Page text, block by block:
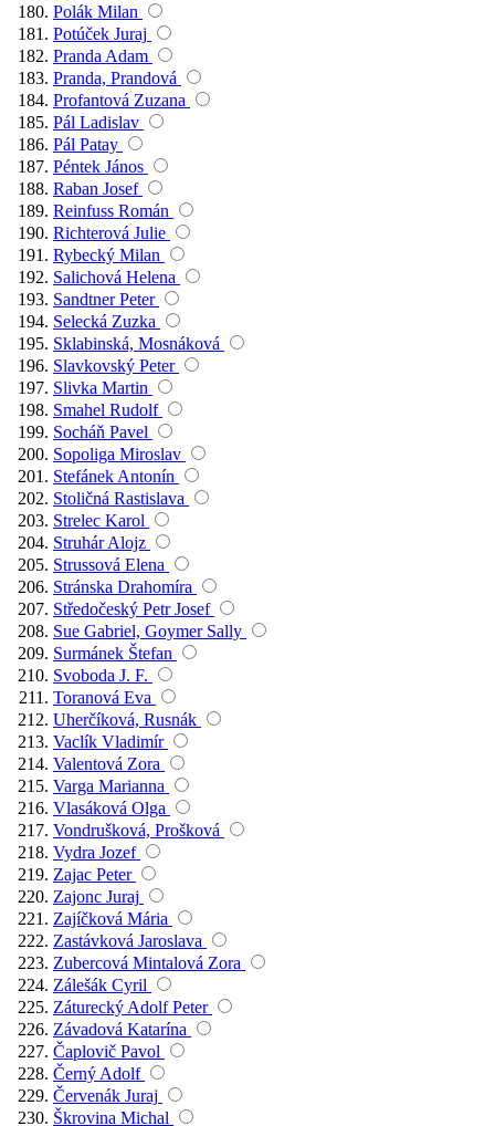
Polák Milan
Potúček Juraj
Pranda Adam
Pranda, Prandová
Profantová Zuzana
Pál Ladislav
Pál Patay
Péntek János
Raban Josef
Reinfuss Román
Richterová Julie
Rybecký Milan
Salichová Helena
Sandtner Peter
Selecká Zuzka
Sklabinská, Mosnáková
Slavkovský Peter
Slivka Martin
Smahel Rudolf
Socháň Pavel
Sopoliga Miroslav
Stefánek Antonín
Stoličná Rastislava
Strelec Karol
Struhár Alojz
Strussová Elena
Stránska Drahomíra
Středočeský Petr Josef
Sue Gabriel, Goymer Sally
Surmánek Štefan
Svoboda J. F.
Toranová Eva
Uherčíková, Rusnák
Vaclík Vladimír
Valentová Zora
Varga Marianna
Vlasáková Olga
Vondrušková, Prošková
Vydra Jozef
Zajac Peter
Zajonc Juraj
Zajíčková Mária
Zastávková Jaroslava
Zubercová Mintalová Zora
Zálešák Cyril
Záturecký Adolf Peter
Závadová Katarína
Čaplovič Pavol
Černý Adolf
Červenák Juraj
Škrovina Michal